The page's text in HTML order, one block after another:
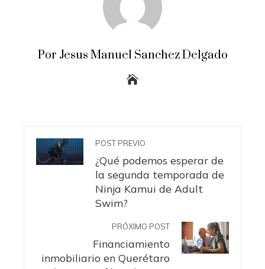
Por Jesus Manuel Sanchez Delgado
POST PREVIO
¿Qué podemos esperar de
la segunda temporada de
Ninja Kamui de Adult
Swim?
PRÓXIMO POST
Financiamiento
inmobiliario en Querétaro